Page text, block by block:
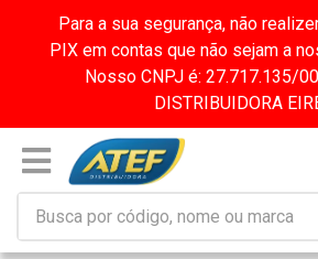
Para a sua segurança, não
PIX em contas que não sejam a
Nosso CNPJ é: 27.717.135/
DISTRIBUIDORA